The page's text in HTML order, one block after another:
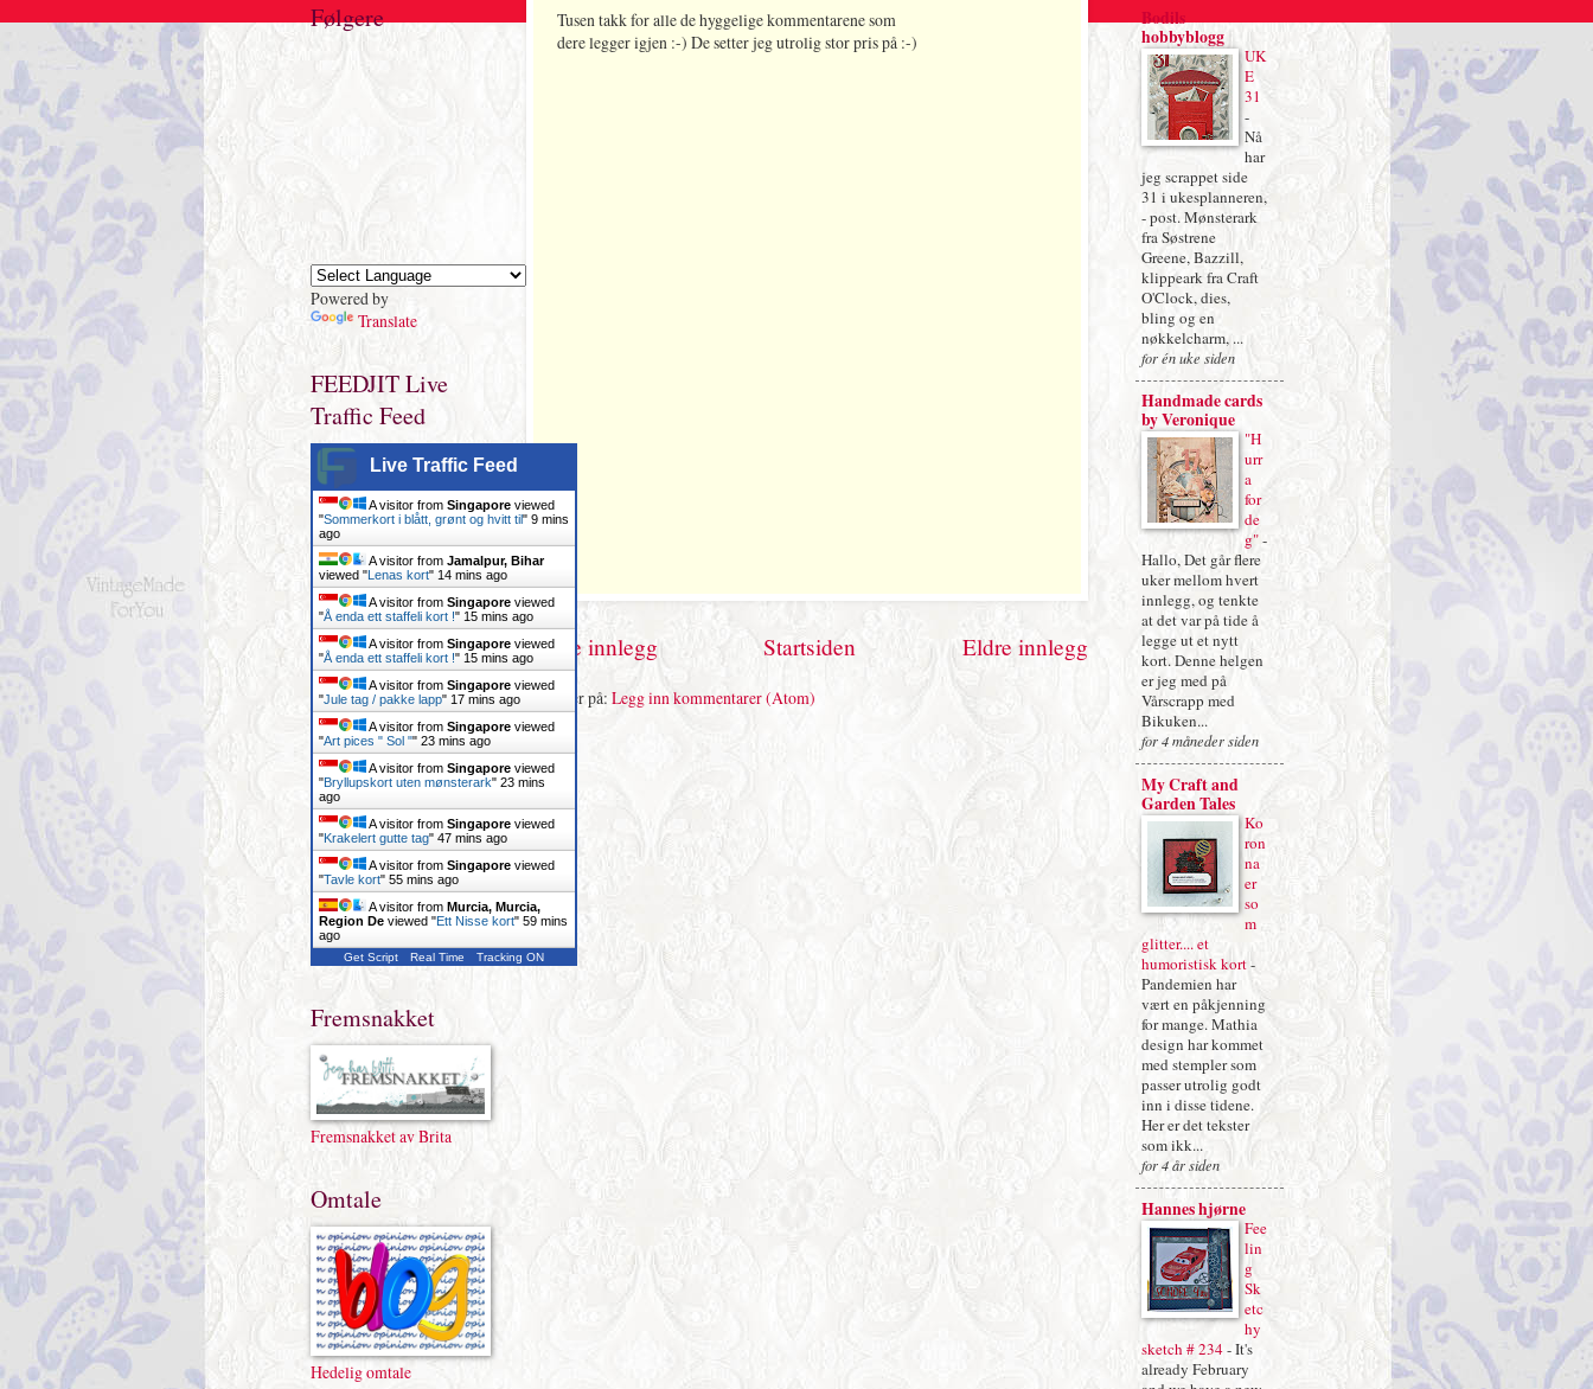
Tusen takk for alle de hyggelige kommentarene som
dere legger igjen :-) De setter jeg utrolig stor pris på :-)
Nyere innlegg Eldre innlegg
Startsiden
Abonner på: Legg inn kommentarer (Atom)
Følgere
Powered by
Translate
FEEDJIT Live
Traffic Feed
Live Traffic Feed
A visitor from Singaporeviewed
"Sommerkort i blått, grønt og hvitt til" 9 mins
ago
A visitor from Jamalpur, Bihar
viewed "Lenas kort" 14 mins ago
A visitor from Singaporeviewed
"Å enda ett staffeli kort !" 15 mins ago
A visitor from Singaporeviewed
"Å enda ett staffeli kort !" 15 mins ago
A visitor from Singaporeviewed
"Jule tag / pakke lapp" 17 mins ago
A visitor from Singaporeviewed
"Art pices " Sol "" 23 mins ago
A visitor from Singaporeviewed
"Bryllupskort uten mønsterark" 23 mins
ago
A visitor from Singaporeviewed
"Krakelert gutte tag" 47 mins ago
A visitor from Singaporeviewed
"Tavle kort" 55 mins ago
A visitor from Murcia, Murcia,
Region Deviewed "Ett Nisse kort" 59 mins
ago
Get Script Real Time Tracking ON
Fremsnakket
Fremsnakket av Brita
Omtale
Hedelig omtale
Bodils
hobbyblogg
UK
E
31
-
Nå
har
jeg scrappet side
31 i ukesplanneren,
- post. Mønsterark
fra Søstrene
Greene, Bazzill,
klippeark fra Craft
O'Clock, dies,
bling og en
nøkkelcharm, ...
for én uke siden
Handmade cards
by Veronique
"H
urr
a
for
de
g"-
Hallo, Det går flere
uker mellom hvert
innlegg, og tenkte
at det var på tide å
legge ut et nytt
kort. Denne helgen
er jeg med på
Vårscrapp med
Bikuken...
for 4 måneder siden
My Craft and
Garden Tales
Ko
ron
na
er
so
m
glitter.... et
humoristisk kort-
Pandemien har
vært en påkjenning
for mange. Mathia
design har kommet
med stempler som
passer utrolig godt
inn i disse tidene.
Her er det tekster
som ikk...
for 4 år siden
Hannes hjørne
Fee
lin
g
Sk
etc
hy
sketch # 234-It's
already February